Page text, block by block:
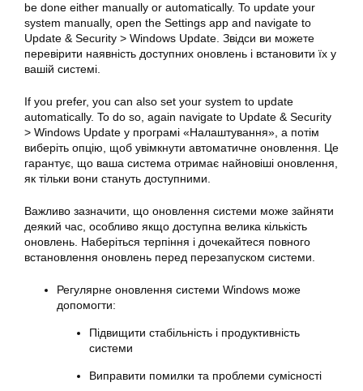
be done either manually or automatically. To update your
system manually, open the Settings app and navigate to
Update & Security > Windows Update. Звідси ви можете
перевірити наявність доступних оновлень і встановити їх у
вашій системі.
If you prefer, you can also set your system to update
automatically. To do so, again navigate to Update & Security
> Windows Update у програмі «Налаштування», а потім
виберіть опцію, щоб увімкнути автоматичне оновлення. Це
гарантує, що ваша система отримає найновіші оновлення,
як тільки вони стануть доступними.
Важливо зазначити, що оновлення системи може зайняти
деякий час, особливо якщо доступна велика кількість
оновлень. Наберіться терпіння і дочекайтеся повного
встановлення оновлень перед перезапуском системи.
Регулярне оновлення системи Windows може
допомогти:
Підвищити стабільність і продуктивність
системи
Виправити помилки та проблеми сумісності